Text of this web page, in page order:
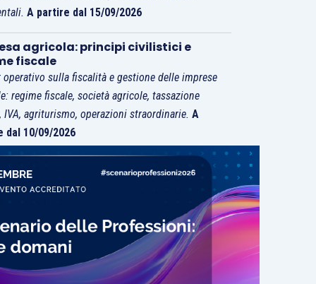
A partire dal 15/09/2026
agricola: principi civilistici e
fiscale
operativo sulla fiscalità e gestione delle imprese
regime fiscale, società agricole, tassazione
IVA, agriturismo, operazioni straordinarie.A
dal 10/09/2026